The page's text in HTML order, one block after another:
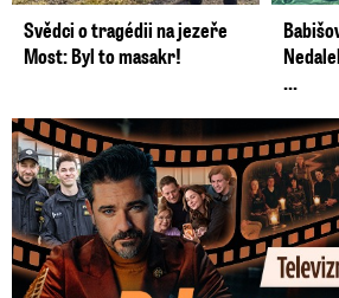
Svědci o tragédii na jezeře
Most: Byl to masakr!
...
Prima vytasila podzimní trumfy! Další